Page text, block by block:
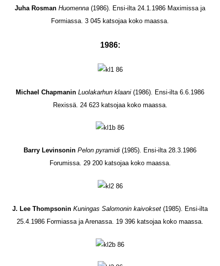
Juha Rosman Huomenna (1986). Ensi-ilta 24.1.1986 Maximissa ja
Formiassa. 3 045 katsojaa koko maassa.
1986:
Michael Chapmanin Luolakarhun klaani (1986). Ensi-ilta 6.6.1986
Rexissä. 24 623 katsojaa koko maassa.
Barry Levinsonin Pelon pyramidi (1985). Ensi-ilta 28.3.1986
Forumissa. 29 200 katsojaa koko maassa.
J. Lee Thompsonin Kuningas Salomonin kaivokset (1985). Ensi-ilta
25.4.1986 Formiassa ja Arenassa. 19 396 katsojaa koko maassa.